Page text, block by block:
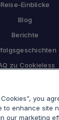
Reise-Einblicke
Blog
Berichte
zu Cookieless
Warum Sojern
mit
you
to enhance site
our marketing